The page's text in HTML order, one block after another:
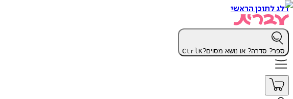
דלג לתוכן הראשי
ספר? סדרה? או נושא מסוים? CtrlK